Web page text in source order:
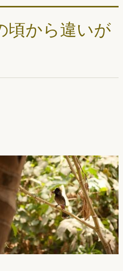
頃から違いが